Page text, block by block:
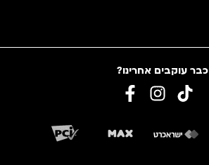
כבר עוקבים אחרינו?